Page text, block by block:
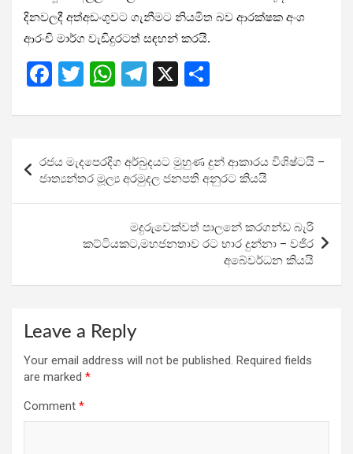
දිනවලදී අත්අඩංගුවට ගැනීමට නියමිත බව ආරක්ෂක අංශ
ආරංචි මාර්ග වැඩිදුරටත් සඳහන් කරයි.
F
ce
b
o
o
T
tt
W
at
A
p
T
e
gr
a
m
X
ar
e
navigation
රජය මැදපෙරදිග අර්බුදයට මුහුණ දුන් ආකාරය විශිෂ්ටයි –
ජාත්‍යන්තර මූල්‍ය අරමුදල ජනපති අනුරට කියයි
මදුරුවෙක්වත් පාලනේ කරගන්ඩ බැරි
කට්ටියකට,මහජනතාව රට භාර දුන්නා – වජිර
අබේවර්ධන කියයි
Leave a Reply
Your email address will not be published. Required fields
are marked *
Comment *